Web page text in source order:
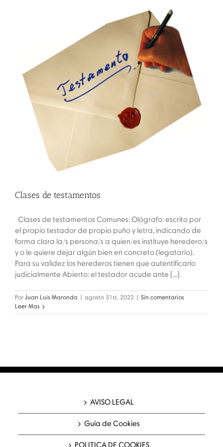
Clases de testamentos
Clases de testamentos Comunes: Ológrafo: escrito por
el propio testador de propio puño y letra, indicando de
forma clara la/s persona/s a quien/es instituye heredero/s
y o le quiere dejar algún bien en concreto (legatario).
Para su validez los herederos tienen que autentificarlo
judicialmente Abierto: el testador acude ante [...]
Por Juan Luis Maronda agosto 31st, 2022
Sin comentarios
Leer Mas
AVISO LEGAL
Guía de Cookies
POLITICA DE COOKIES